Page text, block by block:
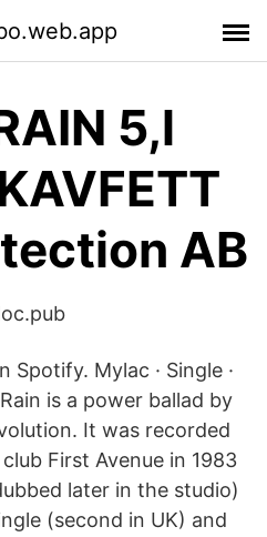
5,l
AB
Spotify. Mylac · Single ·
is a power ballad by
It was recorded
First Avenue in 1983
later in the studio)
(second in UK) and